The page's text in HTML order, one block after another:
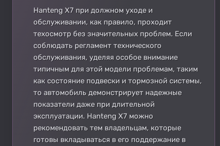
Hanteng X7 при должном уходе и
обслуживании, как правило, проходит
техосмотр без значительных проблем. Если
соблюдать регламент технического
обслуживания, уделяя особое внимание
типичным для этой модели проблемам, таким
как состояние подвески и тормозной системы,
то автомобиль демонстрирует надежные
показатели даже при длительной
эксплуатации. Hanteng X7 можно
рекомендовать тем владельцам, которые
готовы вкладываться в его поддержание в